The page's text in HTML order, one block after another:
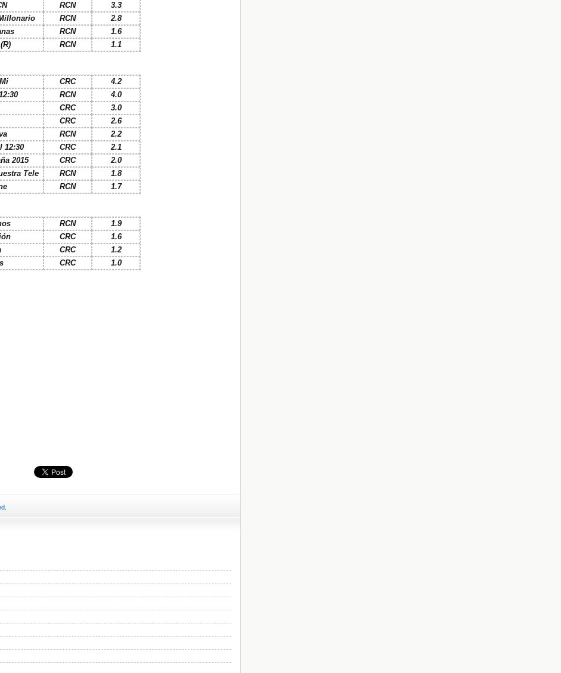
RCN
3.3
RCN
2.8
RCN
1.6
RCN 1.1
CRC
4.2
RCN
4.0
CRC
3.0
CRC
2.6
RCN
2.2
12:30 CRC
2.1
2015 CRC
2.0
Tele RCN
1.8
RCN 1.7
RCN
1.9
CRC
1.6
CRC
1.2
CRC 1.0